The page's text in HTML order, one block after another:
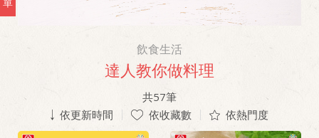
飲食生活
達人教你做料理
共57筆
依更新時間
依收藏數 依熱門度